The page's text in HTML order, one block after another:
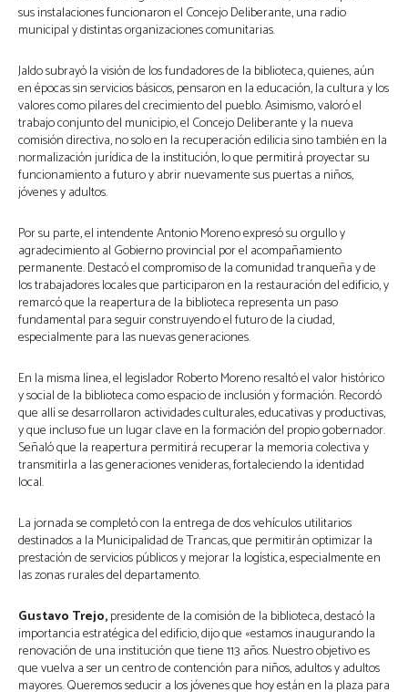
sus instalaciones funcionaron el Concejo Deliberante, una radio
municipal y distintas organizaciones comunitarias.
Jaldo subrayó la visión de los fundadores de la biblioteca, quienes, aún
en épocas sin servicios básicos, pensaron en la educación, la cultura y los
valores como pilares del crecimiento del pueblo. Asimismo, valoró el
trabajo conjunto del municipio, el Concejo Deliberante y la nueva
comisión directiva, no solo en la recuperación edilicia sino también en la
normalización jurídica de la institución, lo que permitirá proyectar su
funcionamiento a futuro y abrir nuevamente sus puertas a niños,
jóvenes y adultos.
Por su parte, el intendente Antonio Moreno expresó su orgullo y
agradecimiento al Gobierno provincial por el acompañamiento
permanente. Destacó el compromiso de la comunidad tranqueña y de
los trabajadores locales que participaron en la restauración del edificio, y
remarcó que la reapertura de la biblioteca representa un paso
fundamental para seguir construyendo el futuro de la ciudad,
especialmente para las nuevas generaciones.
En la misma línea, el legislador Roberto Moreno resaltó el valor histórico
y social de la biblioteca como espacio de inclusión y formación. Recordó
que allí se desarrollaron actividades culturales, educativas y productivas,
y que incluso fue un lugar clave en la formación del propio gobernador.
Señaló que la reapertura permitirá recuperar la memoria colectiva y
transmitirla a las generaciones venideras, fortaleciendo la identidad
local.
La jornada se completó con la entrega de dos vehículos utilitarios
destinados a la Municipalidad de Trancas, que permitirán optimizar la
prestación de servicios públicos y mejorar la logística, especialmente en
las zonas rurales del departamento.
Gustavo Trejo,presidente de la comisión de la biblioteca, destacó la
importancia estratégica del edificio, dijo que «estamos inaugurando la
renovación de una institución que tiene 113 años. Nuestro objetivo es
que vuelva a ser un centro de contención para niños, adultos y adultos
mayores. Queremos seducir a los jóvenes que hoy están en la plaza para